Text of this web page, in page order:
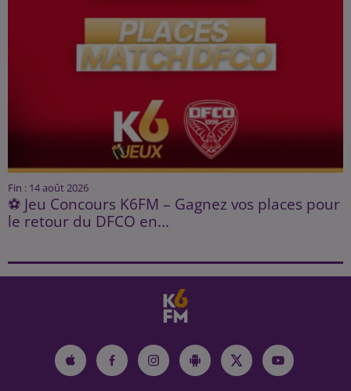
Fin : 14 août 2026
⚽ Jeu Concours K6FM – Gagnez vos places pour
le retour du DFCO en...